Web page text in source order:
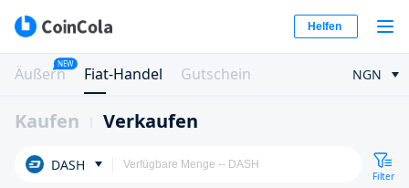
Helfen
Äußern
NEW
Fiat-Handel Gutschein NGN
Kaufen Verkaufen
DASH
Filter